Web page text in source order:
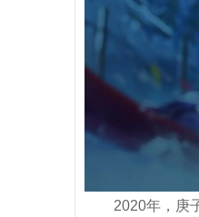
2020年，庚